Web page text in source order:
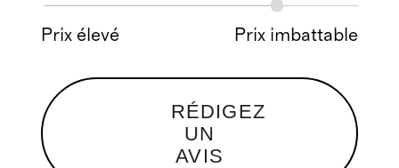
Prix élevé Prix imbattable
RÉDIGEZ
UN
AVIS